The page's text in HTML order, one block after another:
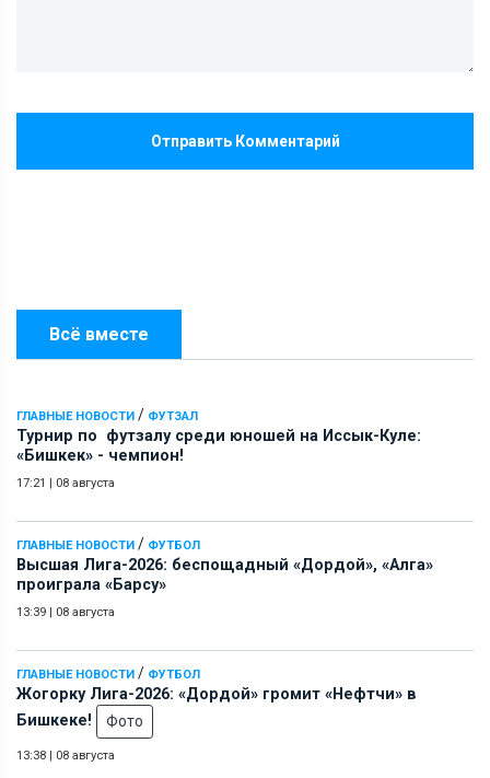
Всё вместе
ГЛАВНЫЕ НОВОСТИ / ФУТЗАЛ
Турнир по футзалу среди юношей на Иссык-Куле:
«Бишкек» - чемпион!
17:21 | 08 августа
ГЛАВНЫЕ НОВОСТИ / ФУТБОЛ
Высшая Лига-2026: беспощадный «Дордой», «Алга»
проиграла «Барсу»
13:39 | 08 августа
ГЛАВНЫЕ НОВОСТИ / ФУТБОЛ
Жогорку Лига-2026: «Дордой» громит «Нефтчи» в
Бишкеке!
Фото
13:38 | 08 августа
Отправить Комментарий